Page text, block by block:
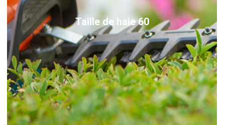
Taille de haie 60